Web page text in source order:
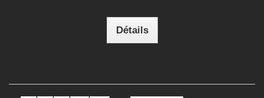
Détails